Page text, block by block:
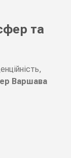
та
Варшава